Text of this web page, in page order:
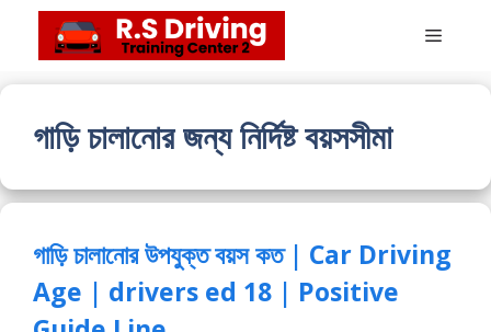
content
Menu
গাড়ি চালানোর জন্য নির্দিষ্ট বয়সসীমা
গাড়ি চালানোর উপযুক্ত বয়স কত | Car Driving
Age | drivers ed 18 | Positive